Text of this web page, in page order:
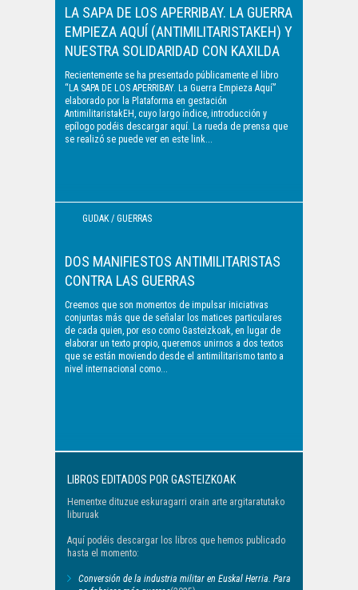
LA SAPA DE LOS APERRIBAY. LA GUERRA
EMPIEZA AQUÍ (ANTIMILITARISTAKEH) Y
NUESTRA SOLIDARIDAD CON KAXILDA
Recientemente se ha presentado públicamente el libro
“LA SAPA DE LOS APERRIBAY. La Guerra Empieza Aquí”
elaborado por la Plataforma en gestación
AntimilitaristakEH, cuyo largo índice, introducción y
epílogo podéis descargar aquí. La rueda de prensa que
se realizó se puede ver en este link...
GUDAK / GUERRAS
DOS MANIFIESTOS ANTIMILITARISTAS
CONTRA LAS GUERRAS
Creemos que son momentos de impulsar iniciativas
conjuntas más que de señalar los matices particulares
de cada quien, por eso como Gasteizkoak, en lugar de
elaborar un texto propio, queremos unirnos a dos textos
que se están moviendo desde el antimilitarismo tanto a
nivel internacional como...
LIBROS EDITADOS POR GASTEIZKOAK
Hementxe dituzue eskuragarri orain arte argitaratutako
liburuak
Aquí podéis descargar los libros que hemos publicado
hasta el momento:
Conversión de la industria militar en Euskal Herria. Para